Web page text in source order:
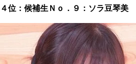
４位：候補生Ｎｏ．９：ソラ豆琴美